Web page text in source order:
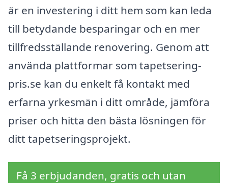
är en investering i ditt hem som kan leda
till betydande besparingar och en mer
tillfredsställande renovering. Genom att
använda plattformar som tapetsering-
pris.se kan du enkelt få kontakt med
erfarna yrkesmän i ditt område, jämföra
priser och hitta den bästa lösningen för
ditt tapetseringsprojekt.
Få 3 erbjudanden, gratis och utan